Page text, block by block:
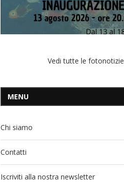
Vedi tutte le fotonotizie
MENU
Chi siamo
Contatti
Iscriviti alla nostra newsletter